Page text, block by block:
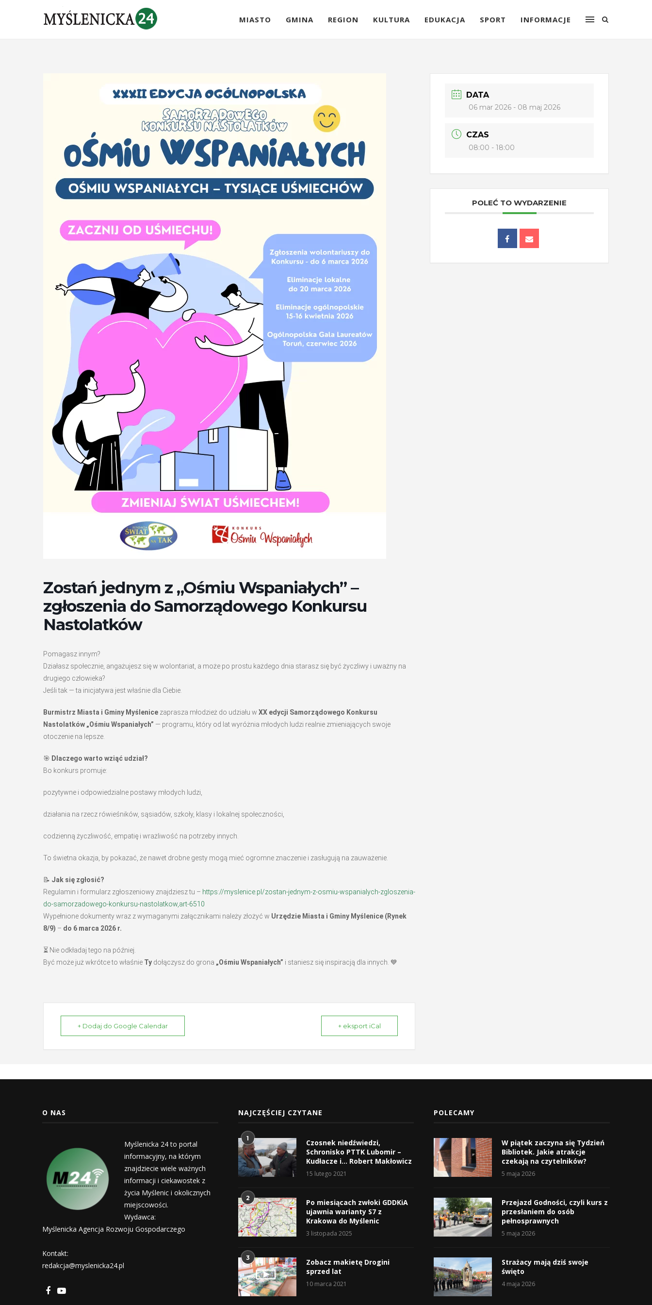
MIASTO GMINA REGION KULTURA EDUKACJA SPORT INFORMACJE
Zostań jednym z „Ośmiu Wspaniałych” –
zgłoszenia do Samorządowego Konkursu
Nastolatków
Pomagasz innym?
Działasz społecznie, angażujesz się w wolontariat, a może po prostu każdego dnia starasz się być życzliwy i uważny na
drugiego człowieka?
Jeśli tak — ta inicjatywa jest właśnie dla Ciebie.
Burmistrz Miasta i Gminy Myślenice zaprasza młodzież do udziału w XX edycji Samorządowego Konkursu
Nastolatków „Ośmiu Wspaniałych” — programu, który od lat wyróżnia młodych ludzi realnie zmieniających swoje
otoczenie na lepsze.
🎯 Dlaczego warto wziąć udział?
Bo konkurs promuje:
pozytywne i odpowiedzialne postawy młodych ludzi,
działania na rzecz rówieśników, sąsiadów, szkoły, klasy i lokalnej społeczności,
codzienną życzliwość, empatię i wrażliwość na potrzeby innych.
To świetna okazja, by pokazać, że nawet drobne gesty mogą mieć ogromne znaczenie i zasługują na zauważenie.
📝 Jak się zgłosić?
Regulamin i formularz zgłoszeniowy znajdziesz tu – https://myslenice.pl/zostan-jednym-z-osmiu-wspanialych-zgloszenia-
do-samorzadowego-konkursu-nastolatkow,art-6510
Wypełnione dokumenty wraz z wymaganymi załącznikami należy złożyć w Urzędzie Miasta i Gminy Myślenice (Rynek
8/9) – do 6 marca 2026 r.
⏳ Nie odkładaj tego na później.
Być może już wkrótce to właśnie Ty dołączysz do grona „Ośmiu Wspaniałych” i staniesz się inspiracją dla innych. 💙
+ Dodaj do Google Calendar + eksport iCal
DATA
06 mar 2026 - 08 maj 2026
CZAS
08:00 - 18:00
POLEĆ TO WYDARZENIE
O NAS
Myślenicka 24 to portal
informacyjny, na którym
znajdziecie wiele ważnych
informacji i ciekawostek z
życia Myślenic i okolicznych
miejscowości.
Wydawca:
Myślenicka Agencja Rozwoju Gospodarczego
Kontakt:
redakcja@myslenicka24.pl
NAJCZĘŚCIEJ CZYTANE
1
Czosnek niedźwiedzi,
Schronisko PTTK Lubomir –
Kudłacze i… Robert Makłowicz
15 lutego 2021
2
Po miesiącach zwłoki GDDKiA
ujawnia warianty S7 z
Krakowa do Myślenic
3 listopada 2025
3
Zobacz makietę Drogini
sprzed lat
10 marca 2021
POLECAMY
W piątek zaczyna się Tydzień
Bibliotek. Jakie atrakcje
czekają na czytelników?
5 maja 2026
Przejazd Godności, czyli kurs z
przesłaniem do osób
pełnosprawnych
5 maja 2026
Strażacy mają dziś swoje
święto
4 maja 2026